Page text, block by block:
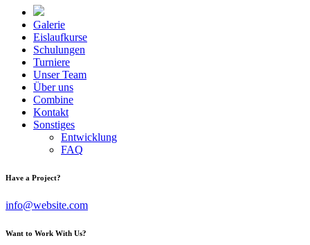
Galerie
Eislaufkurse
Schulungen
Turniere
Unser Team
Über uns
Combine
Kontakt
Sonstiges
Entwicklung
FAQ
Have a Project?
info@website.com
Want to Work With Us?